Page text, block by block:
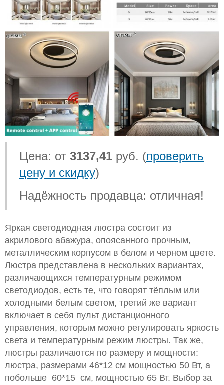
Цена: от 3137,41 руб. (проверить
цену и скидку)
Надёжность продавца: отличная!
Яркая светодиодная люстра состоит из
акрилового абажура, опоясанного прочным,
металлическим корпусом в белом и черном цвете.
Люстра представлена в нескольких вариантах,
различающихся температурным режимом
светодиодов, есть те, что говорят тёплым или
холодными белым светом, третий же вариант
включает в себя пульт дистанционного
управления, которым можно регулировать яркость
света и температурным режим люстры. Так же,
люстры различаются по размеру и мощности:
люстра, размерами 46*12 см мощностью 50 Вт, а
побольше 60*15 см, мощностью 65 Вт. Выбор за